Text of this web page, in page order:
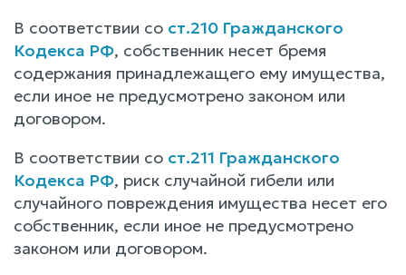
В соответствии со ст.210 Гражданского
Кодекса РФ, собственник несет бремя
содержания принадлежащего ему имущества,
если иное не предусмотрено законом или
договором.
В соответствии со ст.211 Гражданского
Кодекса РФ, риск случайной гибели или
случайного повреждения имущества несет его
собственник, если иное не предусмотрено
законом или договором.